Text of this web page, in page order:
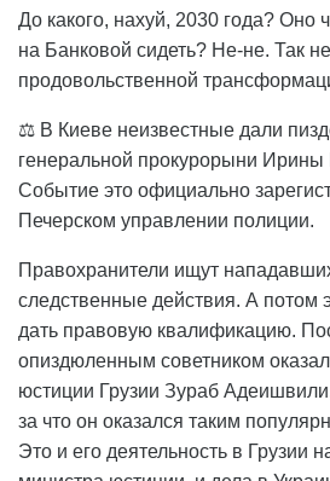
До какого, нахуй, 2030 года? Оно
на Банковой сидеть? Не-не. Так
продовольственной
⚖️ В Киеве неизвестные дали
генеральной прокурорыни Ирины
Событие это официально
Печерском управлении полиции.
Правохранители ищут
следственные действия. А потом
дать правовую квалификацию.
опиздюленным советником
юстиции Грузии Зураб
за что он оказался таким
Это и его деятельность в Грузии